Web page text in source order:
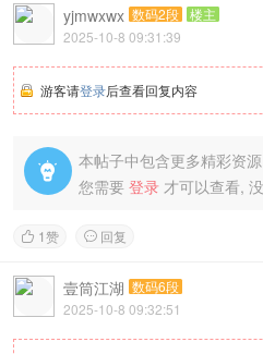
yjmwxwx 数码2段 楼主
2025-10-8 09:31:39
游客请登录后查看回复内容

本帖子中包含更多精彩资源
您需要 登录 才可以查看,
 1赞  回复
壹筒江湖 数码6段
2025-10-8 09:32:51